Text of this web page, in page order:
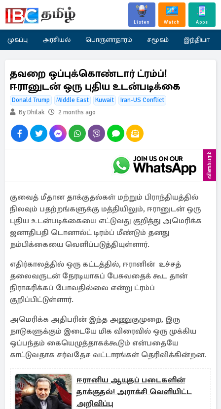
Listen Watch Apps
முகப்பு அரசியல் பொருளாதாரம் சமூகம் இந்தியா
தவறை ஒப்புக்கொண்டார் ட்ரம்ப்!
ஈரானுடன் ஒரு புதிய உடன்படிக்கை
Donald Trump Middle East Kuwait
Iran-US Conflict
By Dhilak
2 months ago
விளம்பரம்
குவைத் மீதான தாக்குதல்கள் மற்றும் பிராந்தியத்தில்
நிலவும் பதற்றங்களுக்கு மத்தியிலும், ஈரானுடன் ஒரு
புதிய உடன்படிக்கையை எட்டுவது குறித்து அமெரிக்க
ஜனாதிபதி டொனால்ட் டிரம்ப் மீண்டும் தனது
நம்பிக்கையை வெளிப்படுத்தியுள்ளார்.
எதிர்காலத்தில் ஒரு கட்டத்தில், ஈரானின் உச்சத்
தலைவருடன் நேரடியாகப் பேசுவதைக் கூட தான்
நிராகரிக்கப் போவதில்லை என்று ட்ரம்ப்
குறிப்பிட்டுள்ளார்.
அமெரிக்க அதிபரின் இந்த அணுகுமுறை, இரு
நாடுகளுக்கும் இடையே மிக விரைவில் ஒரு முக்கிய
ஒப்பந்தம் கையெழுத்தாகக்கூடும் என்பதையே
காட்டுவதாக சர்வதேச வட்டாரங்கள் தெரிவிக்கின்றன.
ஈரானிய ஆயுதப் படைகளின்
தாக்குதல்! அராக்சி வெளியிட்ட
அறிவிப்பு